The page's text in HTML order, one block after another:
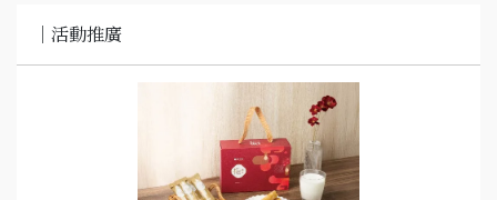
｜活動推廣